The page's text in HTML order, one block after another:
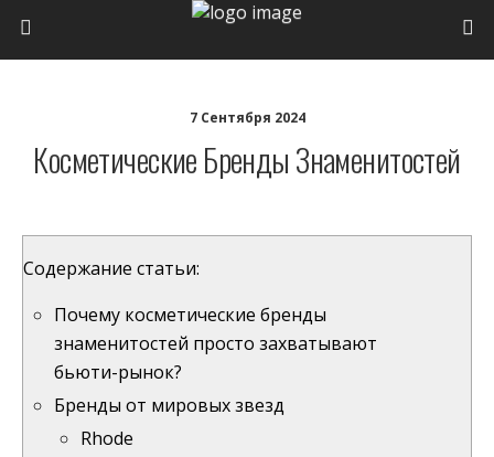
7 Сентября 2024
Косметические Бренды Знаменитостей
Содержание статьи:
Почему косметические бренды
знаменитостей просто захватывают
бьюти-рынок?
Бренды от мировых звезд
Rhode